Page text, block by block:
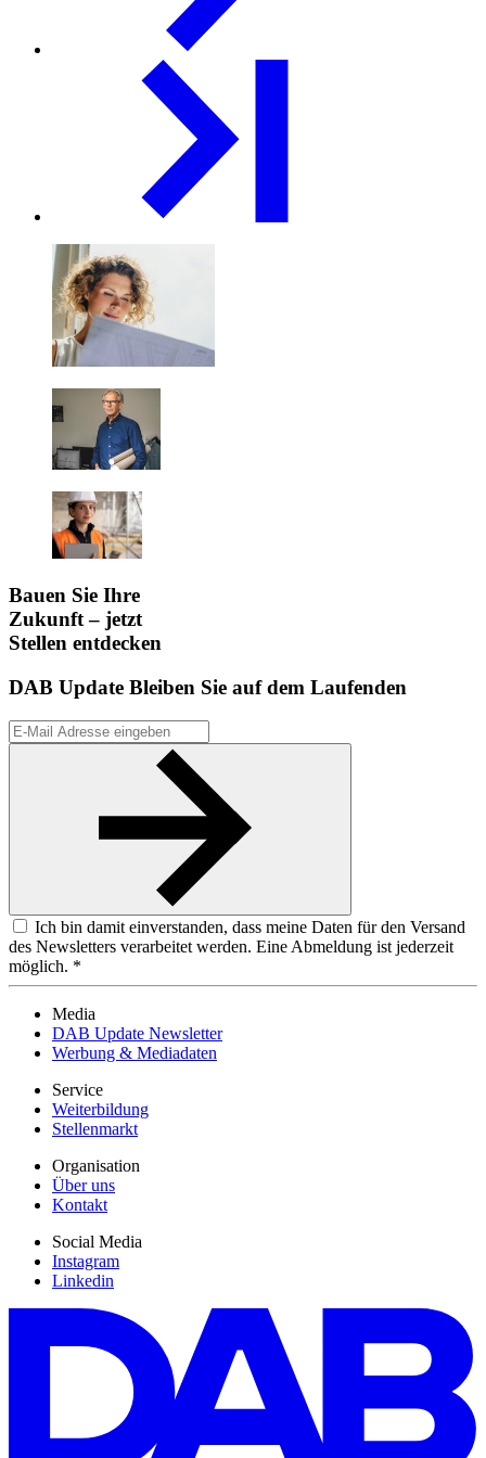
Bauen Sie Ihre
Zukunft – jetzt
Stellen entdecken
DAB Update Bleiben Sie auf dem Laufenden
Ich bin damit einverstanden, dass meine Daten für den Versand
des Newsletters verarbeitet werden. Eine Abmeldung ist jederzeit
möglich. *
Media
DAB Update Newsletter
Werbung & Mediadaten
Service
Weiterbildung
Stellenmarkt
Organisation
Über uns
Kontakt
Social Media
Instagram
Linkedin